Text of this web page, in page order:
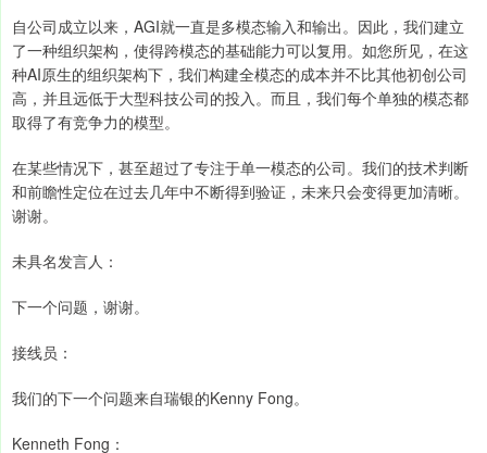
自公司成立以来，AGI就一直是多模态输入和输出。因此，我们建立
了一种组织架构，使得跨模态的基础能力可以复用。如您所见，在这
种AI原生的组织架构下，我们构建全模态的成本并不比其他初创公司
高，并且远低于大型科技公司的投入。而且，我们每个单独的模态都
取得了有竞争力的模型。
在某些情况下，甚至超过了专注于单一模态的公司。我们的技术判断
和前瞻性定位在过去几年中不断得到验证，未来只会变得更加清晰。
谢谢。
未具名发言人：
下一个问题，谢谢。
接线员：
我们的下一个问题来自瑞银的Kenny Fong。
Kenneth Fong：